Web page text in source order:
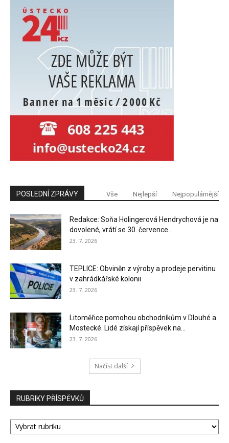
POSLEDNÍ ZPRÁVY Vše Nejlepší Nejpopulárnější
Redakce: Soňa Holingerová Hendrychová je na
dovolené, vrátí se 30. července...
23. 7. 2026
TEPLICE: Obviněn z výroby a prodeje pervitinu
v zahrádkářské kolonii
23. 7. 2026
Litoměřice pomohou obchodníkům v Dlouhé a
Mostecké. Lidé získají příspěvek na...
23. 7. 2026
Načíst další
RUBRIKY PŘÍSPĚVKŮ
RUBRIKY
PŘÍSPĚVKŮ